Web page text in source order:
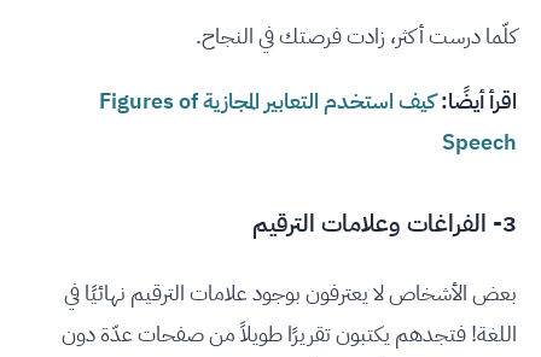
كلّما درست أكثر، زادت فرصتك في النجاح.
اقرأ أيضًا:
كيف استخدم التعابير المجازية Figures of
Speech
3- الفراغات وعلامات الترقيم
بعض الأشخاص لا يعترفون بوجود علامات الترقيم نهائيًا في
اللغة! فتجدهم يكتبون تقريرًا طويلاً من صفحات عدّة دون